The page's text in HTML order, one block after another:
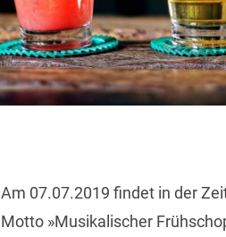
Am 07.07.2019 findet in der
Motto »Musikalischer